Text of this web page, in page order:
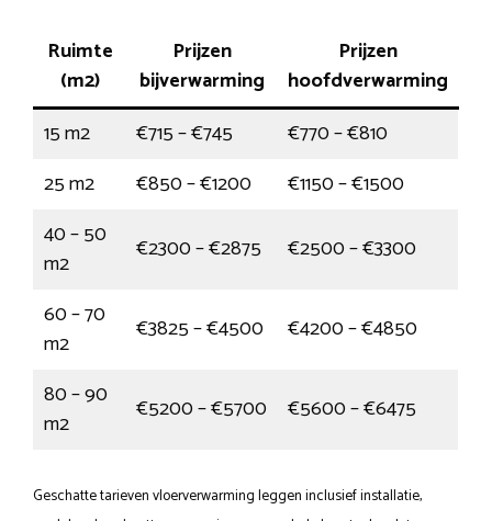
Ruimte
(m2)
Prijzen
bijverwarming
Prijzen
hoofdverwarming
15 m2
€715 – €745
€770 – €810
25 m2
€850 – €1200
€1150 – €1500
40 – 50
m2
€2300 – €2875
€2500 – €3300
60 – 70
m2
€3825 – €4500
€4200 – €4850
80 – 90
m2
€5200 – €5700 €5600 – €6475
Geschatte tarieven vloerverwarming leggen inclusief installatie,